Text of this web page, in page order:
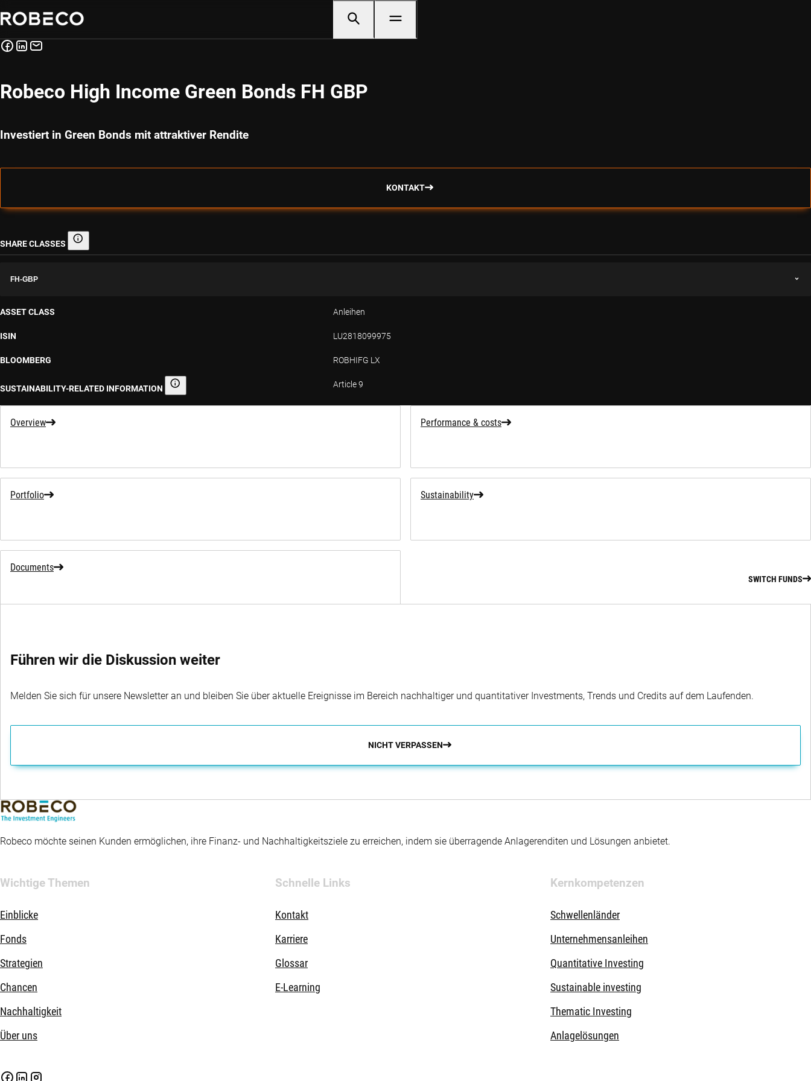
Robeco High Income Green Bonds FH GBP
Investiert in Green Bonds mit attraktiver Rendite
KONTAKT
SHARE CLASSES Share classes
FH-GBP
ASSET CLASS Anleihen
ISIN LU2818099975
BLOOMBERG ROBHIFG LX
SUSTAINABILITY-RELATED INFORMATION Sustainability-related information Article 9
Overview Performance & costs
Portfolio Sustainability
Documents
SWITCH FUNDS
Führen wir die Diskussion weiter
Melden Sie sich für unsere Newsletter an und bleiben Sie über aktuelle Ereignisse im Bereich nachhaltiger und quantitativer Investments, Trends und Credits auf dem Laufenden.
NICHT VERPASSEN
Robeco möchte seinen Kunden ermöglichen, ihre Finanz- und Nachhaltigkeitsziele zu erreichen, indem sie überragende Anlagerenditen und Lösungen anbietet.
Wichtige Themen
Einblicke
Fonds
Strategien
Chancen
Nachhaltigkeit
Über uns
Schnelle Links
Kontakt
Karriere
Glossar
E-Learning
Kernkompetenzen
Schwellenländer
Unternehmensanleihen
Quantitative Investing
Sustainable investing
Thematic Investing
Anlagelösungen